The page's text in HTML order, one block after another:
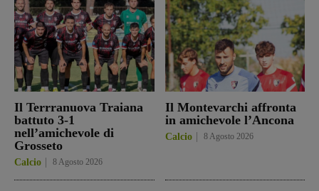
Il Terrranuova Traiana
battuto 3-1
nell’amichevole di
Grosseto
Calcio 8 Agosto 2026
Il Montevarchi affronta
in amichevole l’Ancona
Calcio 8 Agosto 2026